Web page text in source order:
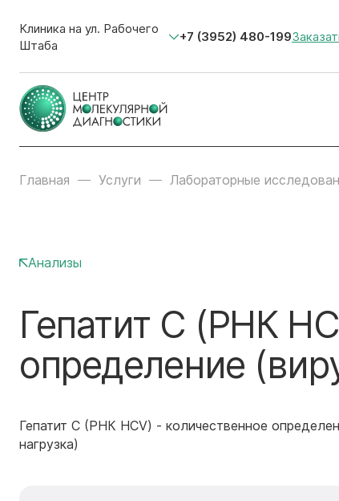
Клиника на ул. Рабочего
Штаба
+7 (3952) 480-199
Главная Услуги Лабораторные
Анализы
Гепатит С (РНК
определение
Гепатит С (РНК HCV) - количественное
нагрузка)